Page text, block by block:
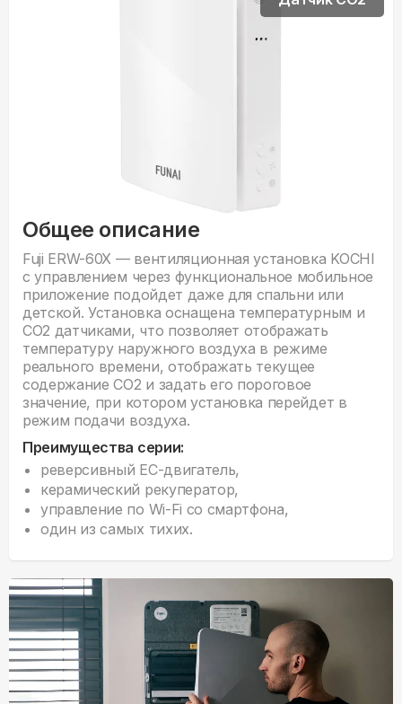
Общее описание
Fuji ERW-60X — вентиляционная установка KOCHI
с управлением через функциональное мобильное
приложение подойдет даже для спальни или
детской. Установка оснащена температурным и
CO2 датчиками, что позволяет отображать
температуру наружного воздуха в режиме
реального времени, отображать текущее
содержание CO2 и задать его пороговое
значение, при котором установка перейдет в
режим подачи воздуха.
Преимущества серии:
реверсивный ЕС-двигатель,
керамический рекуператор,
управление по Wi-Fi со смартфона,
один из самых тихих.